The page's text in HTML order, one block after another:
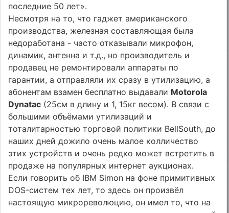
последние 50 лет».
Несмотря на то, что гаджет американского
производства, железная составляющая была
недоработана - часто отказывали микрофон,
динамик, антенна и т.д., но производитель и
продавец не ремонтировали аппараты по
гарантии, а отправляли их сразу в утилизацию, а
абонентам взамен бесплатно выдавали Motorola
Dynatac (25см в длину и 1, 15кг весом). В связи с
большими объёмами утилизаций и
тоталитарностью торговой политики BellSouth, до
наших дней дожило очень малое колличество
этих устройств и очень редко может встретить в
продаже на популярных интернет аукционах.
Если говорить об IBM Simon на фоне примитивных
DOS-систем тех лет, то здесь он произвёл
настоящую микрореволюцию, он имел то, что на